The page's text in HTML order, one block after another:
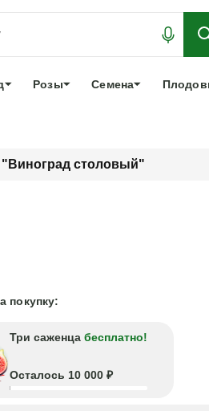
Розы Семена
"Виноград столовый"
покупку:
Три саженца бесплатно!
Осталось 10 000 ₽